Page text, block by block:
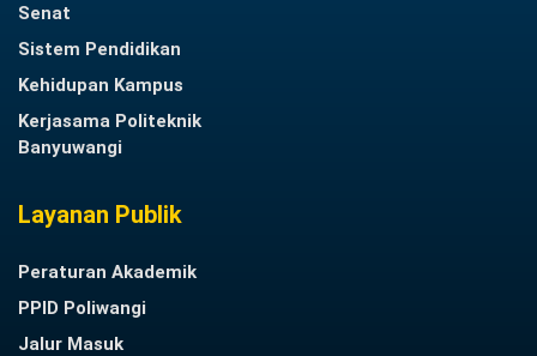
Senat
Sistem Pendidikan
Kehidupan Kampus
Kerjasama Politeknik
Banyuwangi
Layanan Publik
Peraturan Akademik
PPID Poliwangi
Jalur Masuk